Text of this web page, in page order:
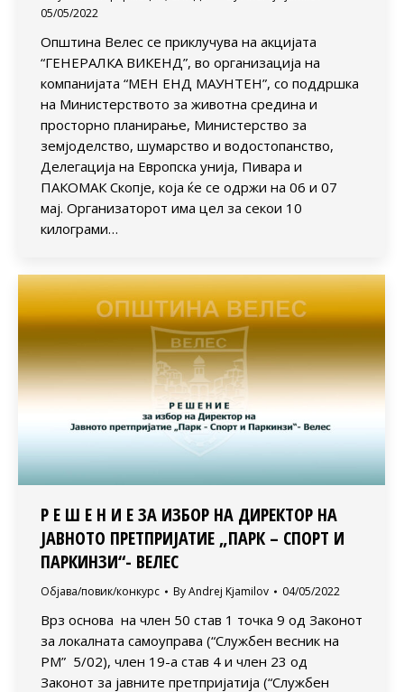
05/05/2022
Oпштина Велес се приклучува на акцијата
“ГЕНЕРАЛКА ВИКЕНД”, во организација на
компанијата “МЕН EНД МАУНТЕН”, со поддршка
на Министерството за животна средина и
просторно планирање, Министерство за
земјоделство, шумарство и водостопанство,
Делегација на Европска унија, Пивара и
ПАКОМАК Скопје, која ќе се одржи на 06 и 07
мај. Организаторот има цел за секои 10
килограми…
Р Е Ш Е Н И Е ЗА ИЗБОР НА ДИРЕКТОР НА
ЈАВНОТО ПРЕТПРИЈАТИЕ „ПАРК – СПОРТ И
ПАРКИНЗИ“- ВЕЛЕС
Објава/повик/конкурс ByAndrej Kjamilov 04/05/2022
Врз основа на член 50 став 1 точка 9 од Законот
за локалната самоуправа (“Службен весник на
РМ” 5/02), член 19-а став 4 и член 23 од
Законот за јавните претпријатија (“Службен